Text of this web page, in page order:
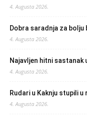
4. Augusta 2026.
Dobra saradnja za
4. Augusta 2026.
Najavljen hitni sastanak
4. Augusta 2026.
Rudari u Kaknju stupili
4. Augusta 2026.